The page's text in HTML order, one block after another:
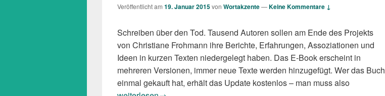
Veröffentlicht am 19. Januar 2015von Wortakzente—Keine Kommentare ↓
Schreiben über den Tod. Tausend Autoren sollen am Ende des Projekts
von Christiane Frohmann ihre Berichte, Erfahrungen, Assoziationen und
Ideen in kurzen Texten niedergelegt haben. Das E-Book erscheint in
mehreren Versionen, immer neue Texte werden hinzugefügt. Wer das Buch
einmal gekauft hat, erhält das Update kostenlos – man muss also